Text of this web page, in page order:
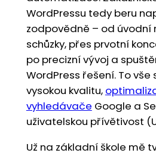
WordPressu tedy beru
zodpovědně – od úvodní
schůzky, přes prvotní
po precizní vývoj a
WordPress řešení. To vše
vysokou kvalitu,
vyhledávače Google a
uživatelskou přívětivost
Už na základní škole mě